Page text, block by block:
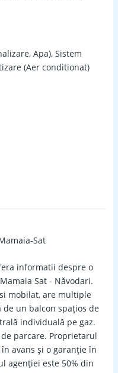
Apa), Sistem
(Aer conditionat)
Sat
informatii despre o
Sat - Năvodari.
mobilat, are multiple
un balcon spațios de
individuală pe gaz.
parcare. Proprietarul
avans și o garanție în
agenției este 50% din